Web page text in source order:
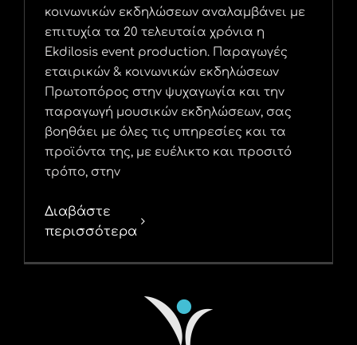
κοινωνικών εκδηλώσεων αναλαμβάνει με
επιτυχία τα 20 τελευταία χρόνια η
Ekdilosis event production. Παραγωγές
εταιρικών & κοινωνικών εκδηλώσεων
Πρωτοπόρος στην ψυχαγωγία και την
παραγωγή μουσικών εκδηλώσεων, σας
βοηθάει με όλες τις υπηρεσίες και τα
προϊόντα της, με ευέλικτο και προσιτό
τρόπο, στην
Διαβάστε
περισσότερα